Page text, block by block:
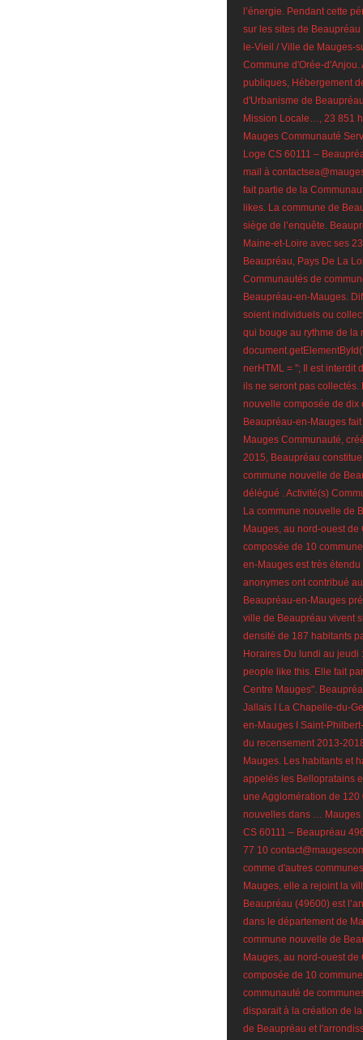
l’énergie. Pendant cette
sur les sites de
le-Vieil / Ville de Mauges-
Commune d'Orée-
publiques, Hébergement
d'Urbanisme de
Mission Locale…, 23 851
Mauges Communauté
Loge CS 60111 –
mail à
fait partie de la
likes. La commune de
siège de l’enquête.
Maine-et-Loire avec ses
Beaupréau, Pays De La
Communautés de
Beaupréau-en-Mauges.
soient individuels ou
qui bouge au rythme de la
nerHTML = ''; Il est interdit
ils ne seront pas collectés.
nouvelle composée de dix
Beaupréau-en-Mauges
Mauges Communauté,
2015, Beaupréau
commune nouvelle de
délégué . Activité(s)
La commune nouvelle de
Mauges, au nord-ouest
composée de 10
en-Mauges est très
anonymes ont contribué
Beaupréau-en-Mauges
ville de Beaupréau vivent
densité de 187 habitants
Horaires Du lundi au jeudi
people like this. Elle fait
Centre Mauges".
Jallais I La Chapelle-du-
en-Mauges I Saint-
du recensement 2013-
Mauges. Les habitants et
appelés les Bellopratains
une Agglomération de
nouvelles dans … Mauges
CS 60111 – Beaupréau
77 10
comme d'autres
Mauges, elle a rejoint la
Beaupréau (49600) est
dans le département de
commune nouvelle de
Mauges, au nord-ouest
composée de 10
communauté de
disparait à la création de
de Beaupréau et